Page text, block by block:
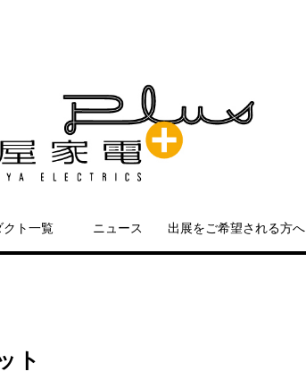
クト一覧 ニュース 出展をご希望される方へ
ト